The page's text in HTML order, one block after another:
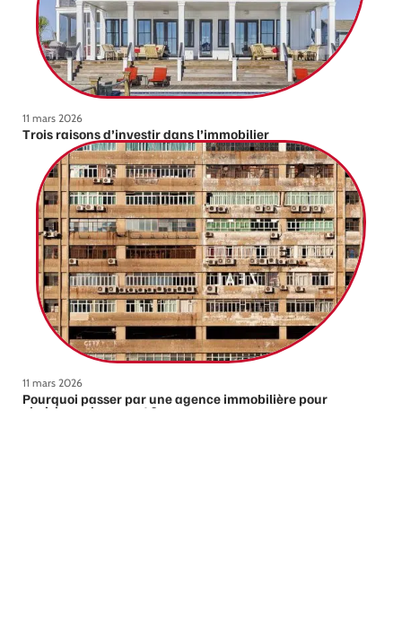
11 mars 2026
Trois raisons d’investir dans l’immobilier
11 mars 2026
Pourquoi passer par une agence immobilière pour
choisir son logement ?